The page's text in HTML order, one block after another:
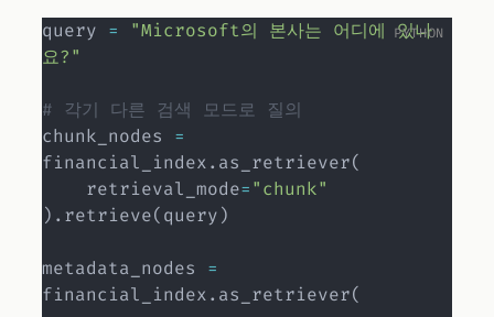
query =
"Microsoft의 본사는 어디에 있나
요?"
# 각기 다른 검색 모드로 질의
chunk_nodes =
financial_index. as_retriever(
    retrieval_mode
="chunk"
) . retrieve(query)
metadata_nodes =
financial_index. as_retriever(